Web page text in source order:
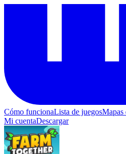
Cómo funcionaLista de juegosMapas
Mi cuentaDescargar